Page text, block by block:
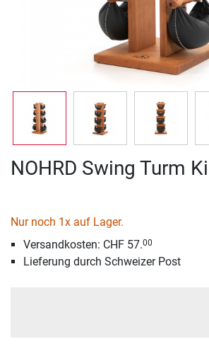
NOHRD Swing Turm
Nur noch 1x auf Lager.
Versandkosten: CHF 57.00
Lieferung durch Schweizer Post